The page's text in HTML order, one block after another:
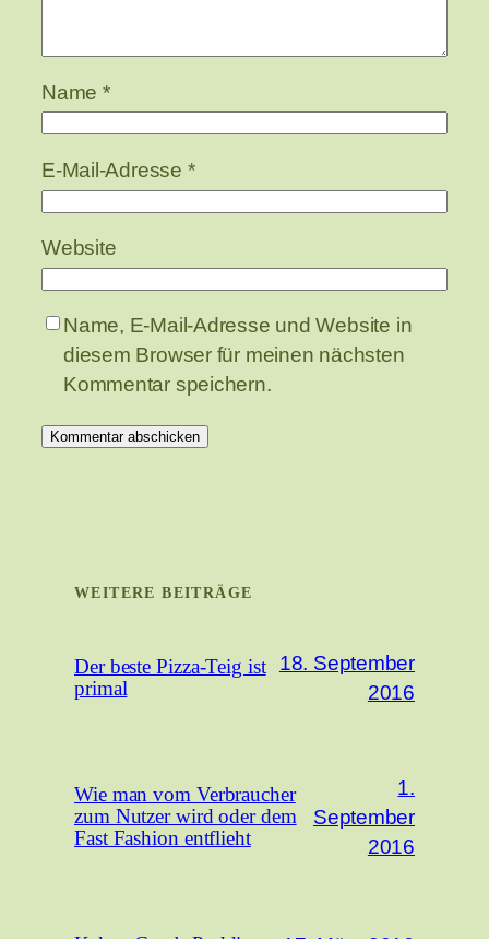
Name *
E-Mail-Adresse *
Website
Name, E-Mail-Adresse und Website in
diesem Browser für meinen nächsten
Kommentar speichern.
WEITERE BEITRÄGE
Der beste Pizza-Teig ist
primal
18. September
2016
Wie man vom Verbraucher
zum Nutzer wird oder dem
Fast Fashion entflieht
1.
September
2016